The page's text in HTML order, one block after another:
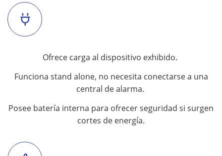
Ofrece carga al dispositivo exhibido.
Funciona stand alone, no necesita conectarse a una
central de alarma.
Posee batería interna para ofrecer seguridad si surgen
cortes de energía.